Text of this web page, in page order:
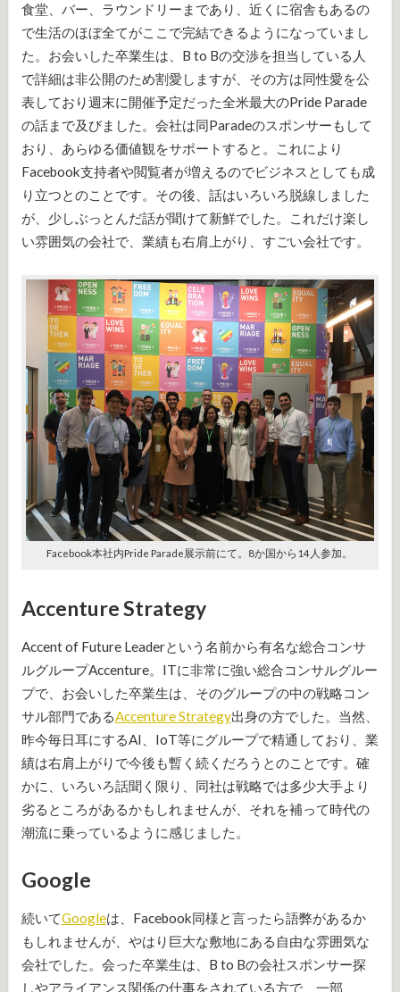
食堂、バー、ラウンドリーまであり、近くに宿舎もあるの
で生活のほぼ全てがここで完結できるようになっていまし
た。お会いした卒業生は、B to Bの交渉を担当している人
で詳細は非公開のため割愛しますが、その方は同性愛を公
表しており週末に開催予定だった全米最大のPride Parade
の話まで及びました。会社は同Paradeのスポンサーもして
おり、あらゆる価値観をサポートすると。これにより
Facebook支持者や閲覧者が増えるのでビジネスとしても成
り立つとのことです。その後、話はいろいろ脱線しました
が、少しぶっとんだ話が聞けて新鮮でした。これだけ楽し
い雰囲気の会社で、業績も右肩上がり、すごい会社です。
Facebook本社内Pride Parade展示前にて。8か国から14人参加。
Accenture Strategy
Accent of Future Leaderという名前から有名な総合コンサ
ルグループAccenture。ITに非常に強い総合コンサルグルー
プで、お会いした卒業生は、そのグループの中の戦略コン
サル部門であるAccenture Strategy出身の方でした。当然、
昨今毎日耳にするAI、IoT等にグループで精通しており、業
績は右肩上がりで今後も暫く続くだろうとのことです。確
かに、いろいろ話聞く限り、同社は戦略では多少大手より
劣るところがあるかもしれませんが、それを補って時代の
潮流に乗っているように感じました。
Google
続いてGoogleは、Facebook同様と言ったら語弊があるか
もしれませんが、やはり巨大な敷地にある自由な雰囲気な
会社でした。会った卒業生は、B to Bの会社スポンサー探
しやアライアンス関係の仕事をされている方で、一部